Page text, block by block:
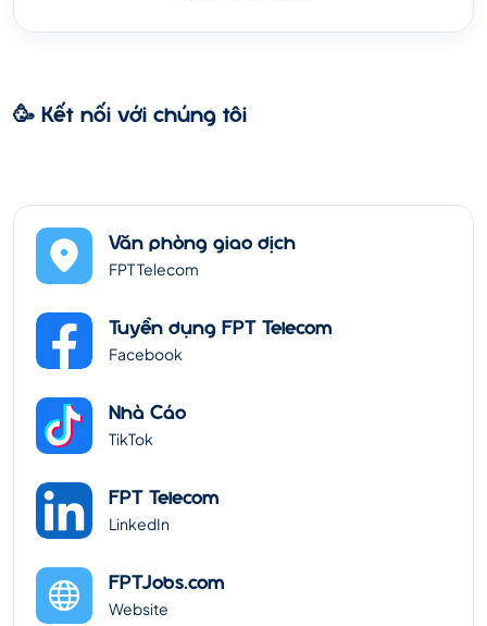
🥳 Kết nối với chúng tôi
Văn phòng giao dịch
FPT Telecom
Tuyển dụng FPT Telecom
Facebook
Nhà Cáo
TikTok
FPT Telecom
LinkedIn
FPTJobs.com
Website